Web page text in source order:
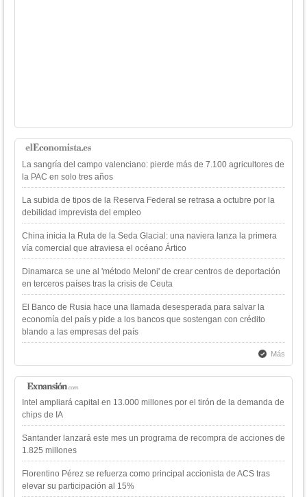
La sangría del campo valenciano: pierde más de 7.100 agricultores de
la PAC en solo tres años
La subida de tipos de la Reserva Federal se retrasa a octubre por la
debilidad imprevista del empleo
China inicia la Ruta de la Seda Glacial: una naviera lanza la primera
vía comercial que atraviesa el océano Ártico
Dinamarca se une al 'método Meloni' de crear centros de deportación
en terceros países tras la crisis de Ceuta
El Banco de Rusia hace una llamada desesperada para salvar la
economía del país y pide a los bancos que sostengan con crédito
blando a las empresas del país
Más
Intel ampliará capital en 13.000 millones por el tirón de la demanda de
chips de IA
Santander lanzará este mes un programa de recompra de acciones de
1.825 millones
Florentino Pérez se refuerza como principal accionista de ACS tras
elevar su participación al 15%